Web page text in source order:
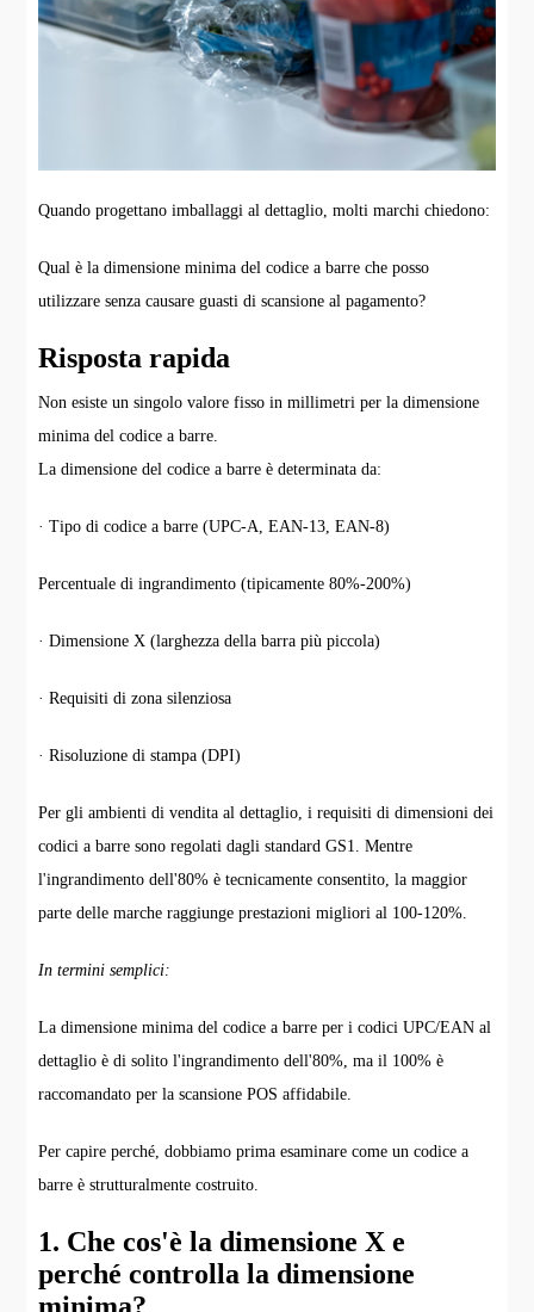
Quando progettano imballaggi al dettaglio, molti marchi chiedono:
Qual è la dimensione minima del codice a barre che posso
utilizzare senza causare guasti di scansione al pagamento?
Risposta rapida
Non esiste un singolo valore fisso in millimetri per la dimensione
minima del codice a barre.
La dimensione del codice a barre è determinata da:
· Tipo di codice a barre (UPC-A, EAN-13, EAN-8)
Percentuale di ingrandimento (tipicamente 80%-200%)
· Dimensione X (larghezza della barra più piccola)
· Requisiti di zona silenziosa
· Risoluzione di stampa (DPI)
Per gli ambienti di vendita al dettaglio, i requisiti di dimensioni dei
codici a barre sono regolati dagli standard GS1. Mentre
l'ingrandimento dell'80% è tecnicamente consentito, la maggior
parte delle marche raggiunge prestazioni migliori al 100-120%.
In termini semplici:
La dimensione minima del codice a barre per i codici UPC/EAN al
dettaglio è di solito l'ingrandimento dell'80%, ma il 100% è
raccomandato per la scansione POS affidabile.
Per capire perché, dobbiamo prima esaminare come un codice a
barre è strutturalmente costruito.
1. Che cos'è la dimensione X e
perché controlla la dimensione